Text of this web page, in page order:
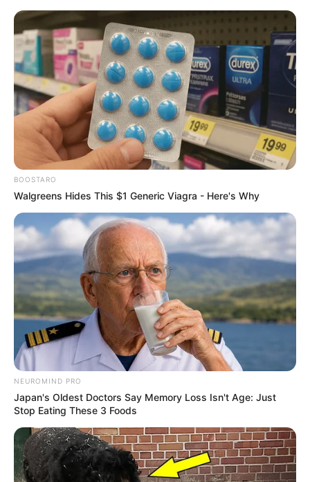
BOOSTARO
Walgreens Hides This $1 Generic Viagra - Here's Why
NEUROMIND PRO
Japan's Oldest Doctors Say Memory Loss Isn't Age: Just
Stop Eating These 3 Foods